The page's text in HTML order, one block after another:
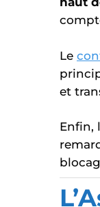
Le
et
Enfin,